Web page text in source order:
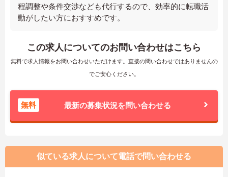
程調整や条件交渉なども代行するので、効率的に転職活
動がしたい方におすすめです。
この求人についてのお問い合わせはこちら
無料で求人情報をお問い合わせいただけます。直接の問い合わせではありませんの
でご安心ください。
無料 最新の募集状況を問い合わせる
似ている求人について電話で問い合わせる